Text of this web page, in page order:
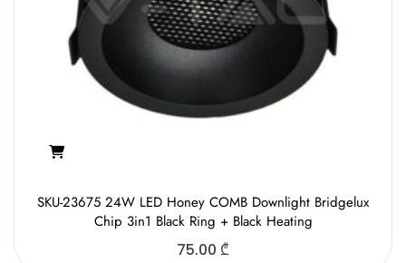
SKU-23675 24W LED Honey COMB Downlight Bridgelux
Chip 3in1 Black Ring + Black Heating
75.00 ₾